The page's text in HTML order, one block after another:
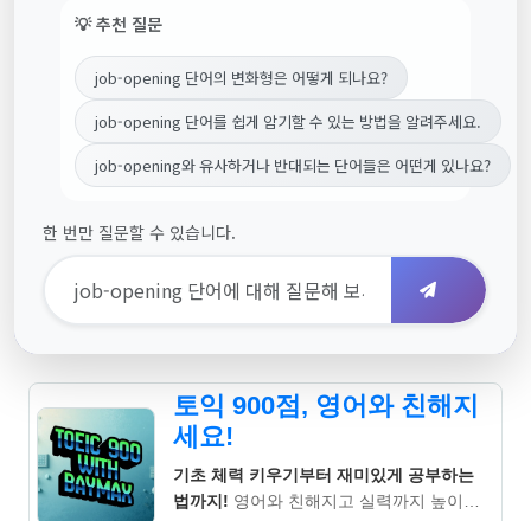
💡 추천 질문
job-opening 단어의 변화형은 어떻게 되나요?
job-opening 단어를 쉽게 암기할 수 있는 방법을 알려주세요.
job-opening와 유사하거나 반대되는 단어들은 어떤게 있나요?
한 번만 질문할 수 있습니다.
토익 900점, 영어와 친해지
세요!
기초 체력 키우기부터 재미있게 공부하는
법까지! 영어와 친해지고 실력까지 높이는